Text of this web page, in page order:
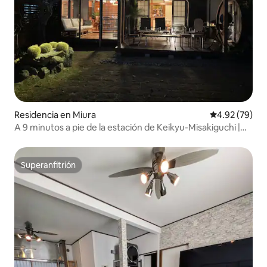
Residencia en Miura Calificación
4.92 (79)
A 9 minutos a pie de la estación de Keikyu-Misakiguchi |
de estar espaciosa | Monte Fuji | Estacionamiento para 2
vehículos
Superanfitrión
Superanfitrión